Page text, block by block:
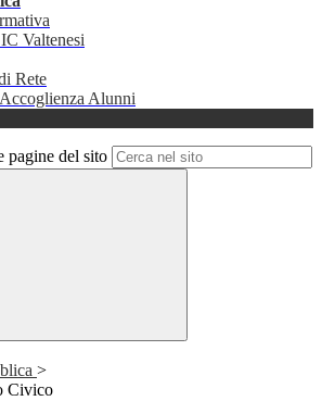
Valtenesi
Rete
Alunni
pagine del sito
>
Civico